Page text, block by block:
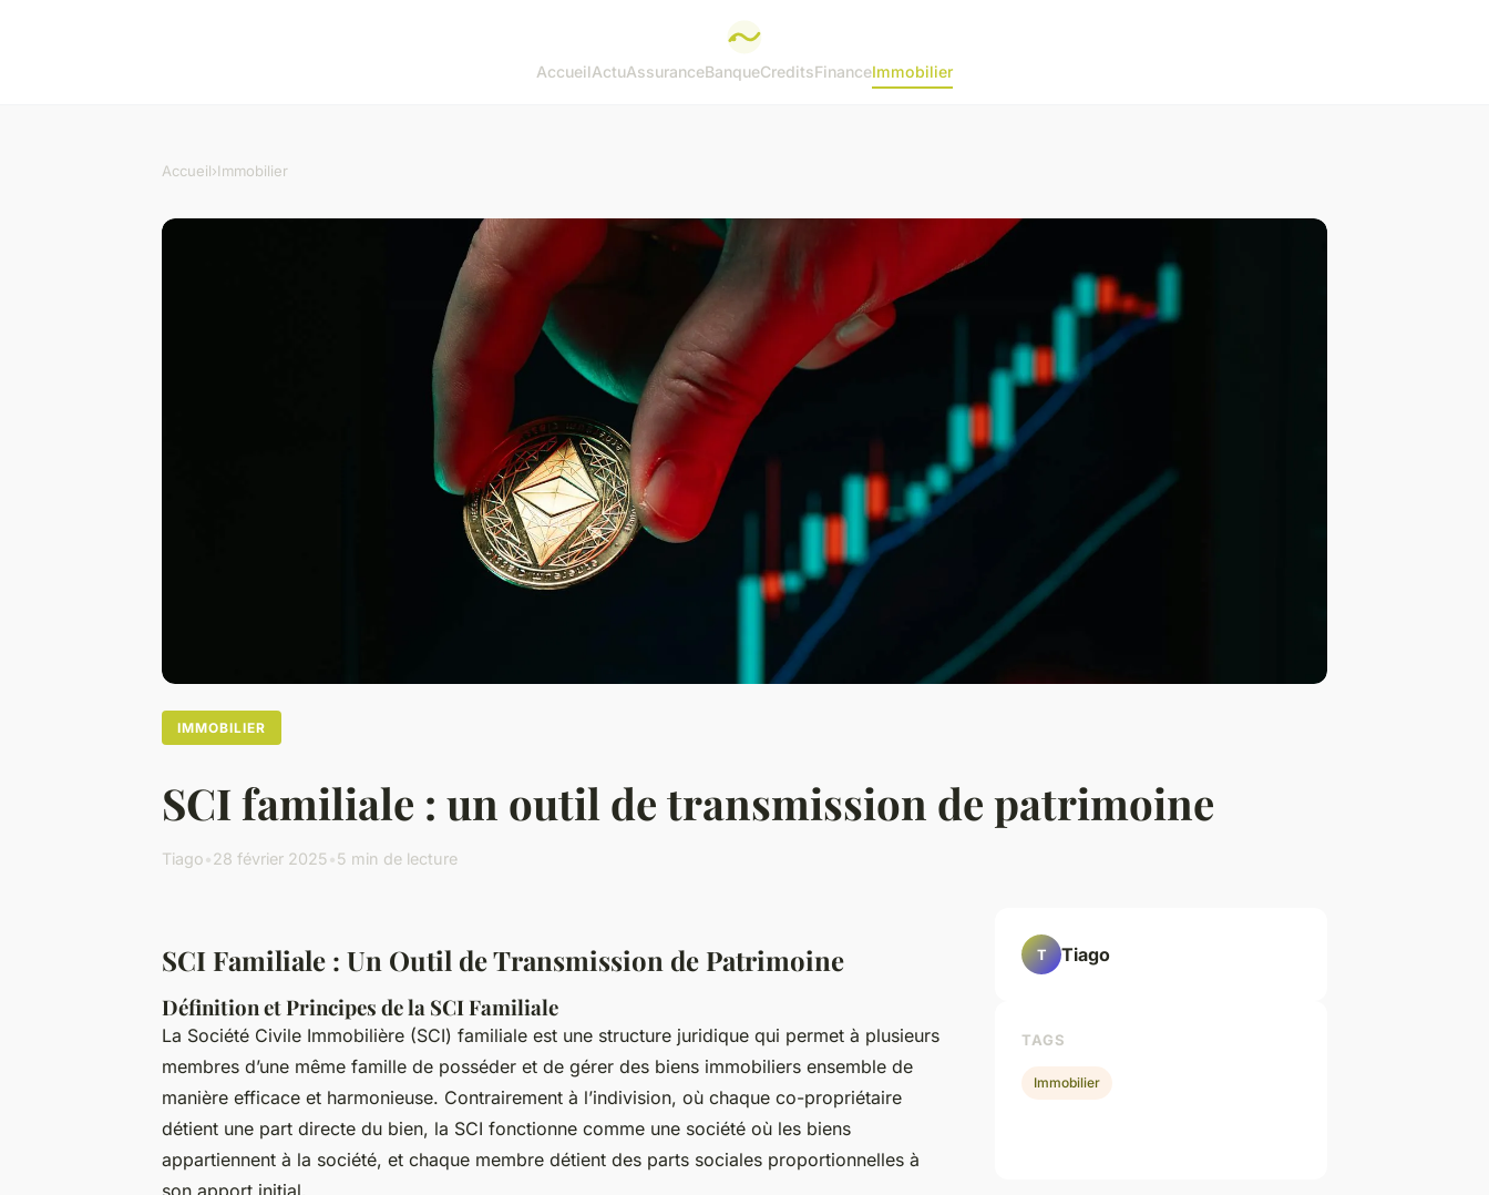
AccueilActuAssuranceBanqueCreditsFinanceImmobilier
Accueil›Immobilier
IMMOBILIER
SCI familiale : un outil de transmission de patrimoine
Tiago•28 février 2025•5 min de lecture
SCI Familiale : Un Outil de Transmission de Patrimoine
Définition et Principes de la SCI Familiale
La Société Civile Immobilière (SCI) familiale est une structure juridique qui permet à plusieurs
membres d’une même famille de posséder et de gérer des biens immobiliers ensemble de
manière efficace et harmonieuse. Contrairement à l’indivision, où chaque co-propriétaire
détient une part directe du bien, la SCI fonctionne comme une société où les biens
appartiennent à la société, et chaque membre détient des parts sociales proportionnelles à
T Tiago
TAGS
Immobilier